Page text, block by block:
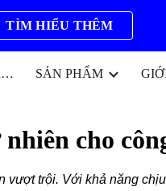
Skip to navigation
TÌM HIỂU THÊM
77a thương hiệu đá bia mộ số 1 bình định SẢN PHẨM
cho
trội. Với khả năng